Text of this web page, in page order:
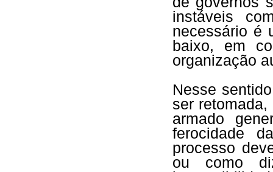
instáveis
necessário é
baixo, em
organização
Nesse
ser
armado
ferocidade
processo
ou como